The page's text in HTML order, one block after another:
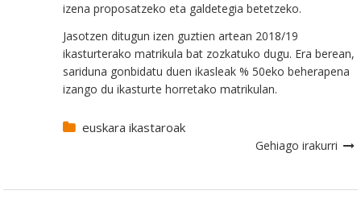
izena proposatzeko eta galdetegia betetzeko.
Jasotzen ditugun izen guztien artean 2018/19
ikasturterako matrikula bat zozkatuko dugu. Era berean,
sariduna gonbidatu duen ikasleak % 50eko beherapena
izango du ikasturte horretako matrikulan.
euskara ikastaroak
Gehiago irakurri